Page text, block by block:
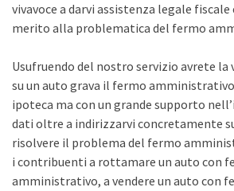
vivavoce a darvi assistenza legale
merito alla problematica del fermo
Usufruendo del nostro servizio avrete la
su un auto grava il fermo
ipoteca ma con un grande supporto
dati oltre a indirizzarvi concretamente
risolvere il problema del fermo
i contribuenti a rottamare un auto con
amministrativo, a vendere un auto con